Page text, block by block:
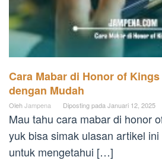
Cara Mabar di Honor of
dengan Mudah
OlehJampena Diposting pada Januari 12, 2025
Mau tahu cara mabar di honor
yuk bisa simak ulasan artikel
untuk mengetahui […]